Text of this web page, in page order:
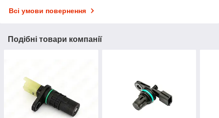
Всі умови повернення
Подібні товари компанії